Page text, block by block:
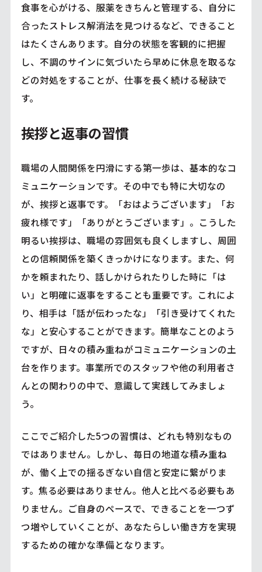
食事を心がける、服薬をきちんと管理する、自分に
合ったストレス解消法を見つけるなど、できること
はたくさんあります。自分の状態を客観的に把握
し、不調のサインに気づいたら早めに休息を取るな
どの対処をすることが、仕事を長く続ける秘訣で
す。
挨拶と返事の習慣
職場の人間関係を円滑にする第一歩は、基本的なコ
ミュニケーションです。その中でも特に大切なの
が、挨拶と返事です。「おはようございます」「お
疲れ様です」「ありがとうございます」。こうした
明るい挨拶は、職場の雰囲気も良くしますし、周囲
との信頼関係を築くきっかけになります。また、何
かを頼まれたり、話しかけられたりした時に「は
い」と明確に返事をすることも重要です。これによ
り、相手は「話が伝わったな」「引き受けてくれた
な」と安心することができます。簡単なことのよう
ですが、日々の積み重ねがコミュニケーションの土
台を作ります。事業所でのスタッフや他の利用者さ
んとの関わりの中で、意識して実践してみましょ
う。
ここでご紹介した5つの習慣は、どれも特別なもの
ではありません。しかし、毎日の地道な積み重ね
が、働く上での揺るぎない自信と安定に繋がりま
す。焦る必要はありません。他人と比べる必要もあ
りません。ご自身のペースで、できることを一つず
つ増やしていくことが、あなたらしい働き方を実現
するための確かな準備となります。